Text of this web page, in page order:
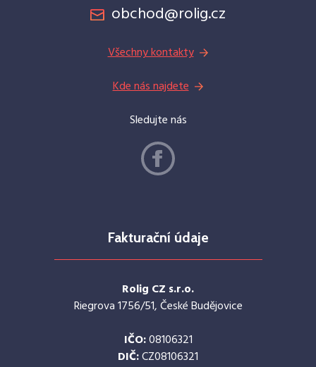
obchod@rolig.cz
Všechny kontakty
Kde nás najdete
Sledujte nás
Fakturační údaje
Rolig CZ s.r.o.
Riegrova 1756/51, České Budějovice
IČO:08106321
DIČ:CZ08106321